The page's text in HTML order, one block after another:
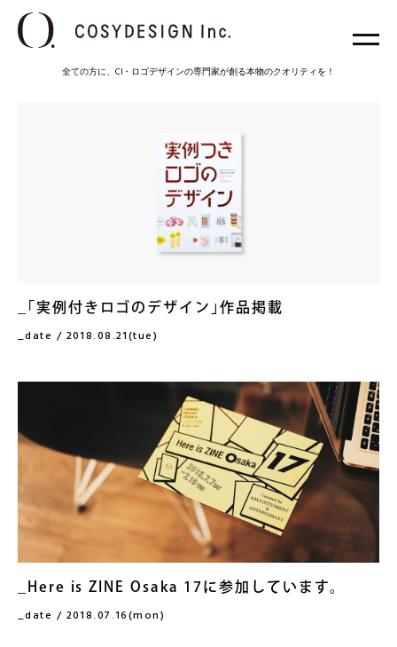
全ての方に、CI・ロゴデザインの専門家が創る本物のクオリティを！
｢実例付きロゴのデザイン｣作品掲載
date / 2018.08.21(tue)
Here is ZINE Osaka 17に参加しています。
date / 2018.07.16(mon)